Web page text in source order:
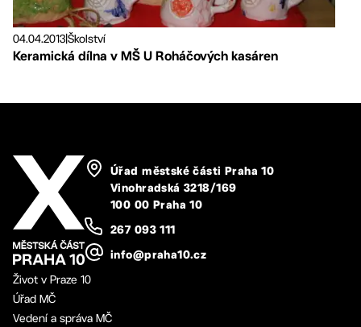
04.04.2013Školství
Keramická dílna v MŠ U Roháčových kasáren
Úřad městské části Praha 10
Vinohradská 3218/169
100 00 Praha 10
267 093 111
info@praha10.cz
Život v Praze 10
Úřad MČ
Vedení a správa MČ